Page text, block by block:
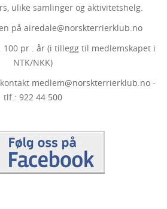
ulike samlinger og aktivitetshelg.
på airedale@norskterrierklub.no
100 pr . år (i tillegg til medlemskapet i
NTK/NKK)
medlem@norskterrierklub.no -
tlf.: 922 44 500